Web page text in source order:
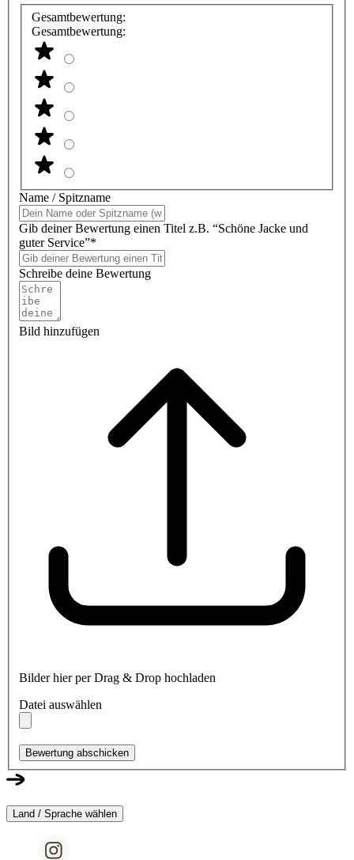
Gesamtbewertung:
Gesamtbewertung:
Name / Spitzname
Gib deiner Bewertung einen Titel z.B. “Schöne Jacke und
guter Service”*
Schreibe deine Bewertung
Bild hinzufügen
Bilder hier per Drag & Drop hochladen
Datei auswählen
Bewertung abschicken
Land / Sprache wählen